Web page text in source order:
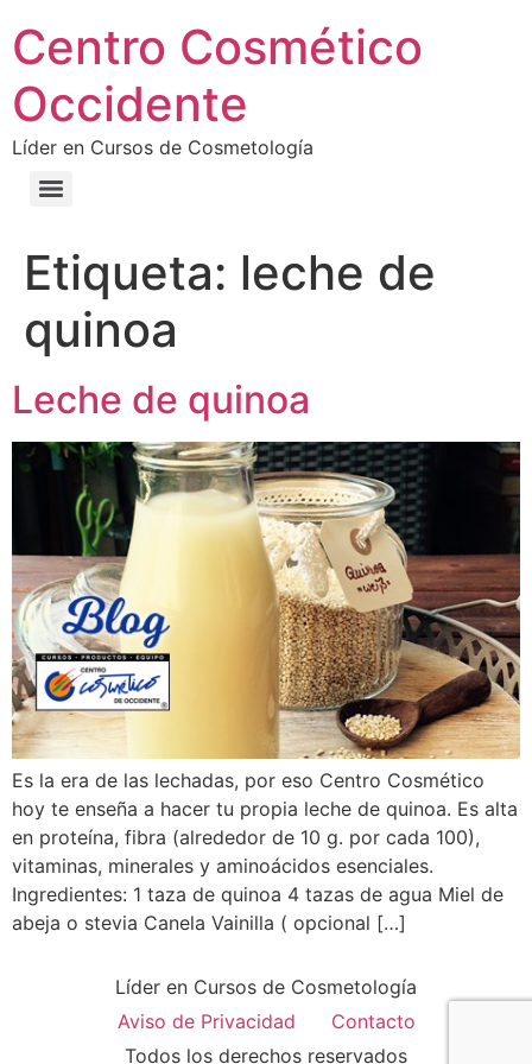
Centro Cosmético
Occidente
Líder en Cursos de Cosmetología
Etiqueta: leche de
quinoa
Leche de quinoa
Es la era de las lechadas, por eso Centro Cosmético
hoy te enseña a hacer tu propia leche de quinoa. Es alta
en proteína, fibra (alrededor de 10 g. por cada 100),
vitaminas, minerales y aminoácidos esenciales.
Ingredientes: 1 taza de quinoa 4 tazas de agua Miel de
abeja o stevia Canela Vainilla ( opcional […]
Líder en Cursos de Cosmetología
Aviso de Privacidad
Contacto
Todos los derechos reservados